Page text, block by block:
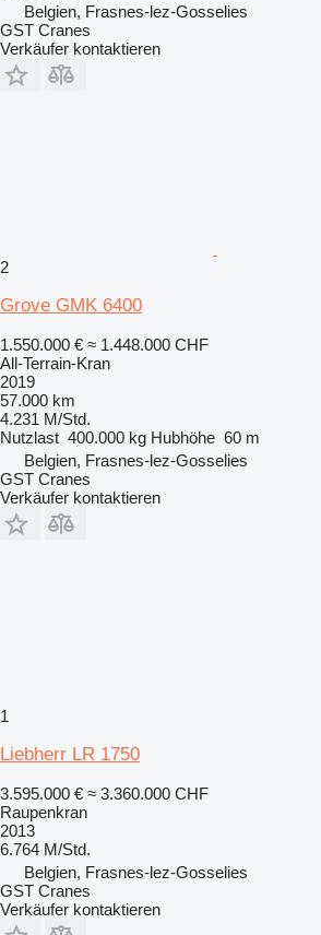
Belgien, Frasnes-lez-Gosselies
GST Cranes
Verkäufer kontaktieren
2
Grove GMK 6400
1.550.000 € ≈ 1.448.000 CHF
All-Terrain-Kran
2019
57.000 km
4.231 M/Std.
Nutzlast 400.000 kg Hubhöhe 60 m
Belgien, Frasnes-lez-Gosselies
GST Cranes
Verkäufer kontaktieren
1
Liebherr LR 1750
3.595.000 € ≈ 3.360.000 CHF
Raupenkran
2013
6.764 M/Std.
Belgien, Frasnes-lez-Gosselies
GST Cranes
Verkäufer kontaktieren